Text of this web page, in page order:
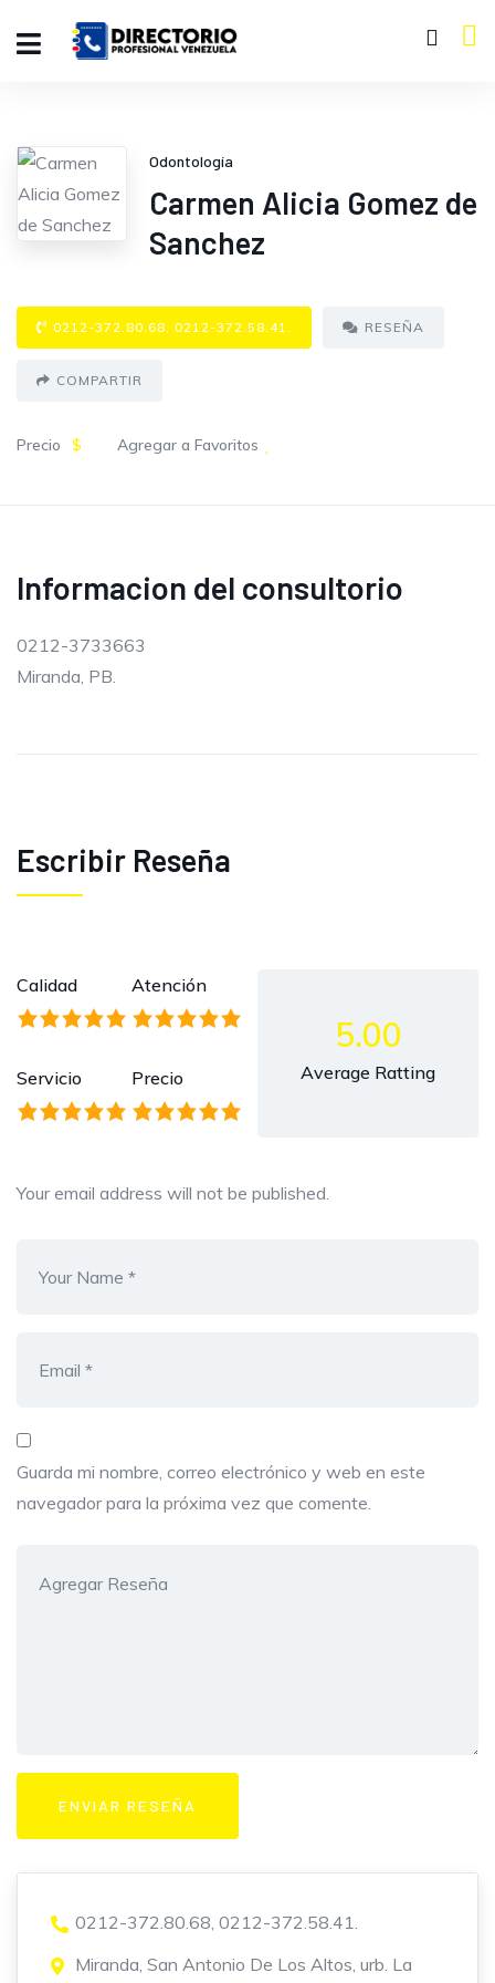
Odontología
Carmen Alicia Gomez de
Sanchez
0212-372.80.68, 0212-372.58.41. RESEÑA
COMPARTIR
Precio $ Agregar a Favoritos
Informacion del consultorio
0212-3733663
Miranda, PB.
Escribir Reseña
Calidad Atención
Servicio Precio
5.00
Average Ratting
Your email address will not be published.
Guarda mi nombre, correo electrónico y web en este
navegador para la próxima vez que comente.
0212-372.80.68, 0212-372.58.41.
Miranda, San Antonio De Los Altos, urb. La